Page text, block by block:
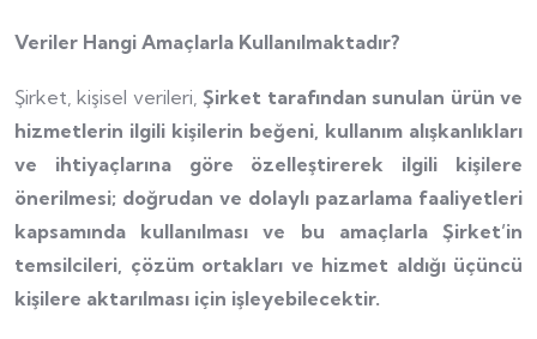
Veriler Hangi Amaçlarla Kullanılmaktadır?
Şirket, kişisel verileri,Şirket tarafından sunulan ürün ve
hizmetlerin ilgili kişilerin beğeni, kullanım alışkanlıkları
ve ihtiyaçlarına göre özelleştirerek ilgili kişilere
önerilmesi; doğrudan ve dolaylı pazarlama faaliyetleri
kapsamında kullanılması ve bu amaçlarla Şirket’in
temsilcileri, çözüm ortakları ve hizmet aldığı üçüncü
kişilere aktarılması için işleyebilecektir.